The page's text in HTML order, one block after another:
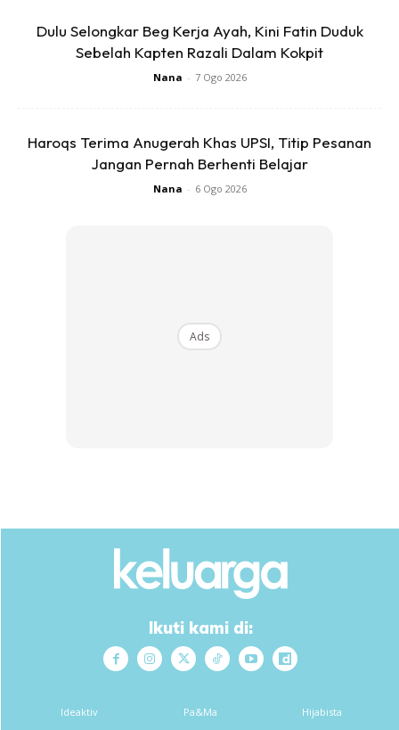
3. Isi air dan masukkan baking soda, borax serta sabun
4. Kocak-kocakkan supaya bahan pencuci rata.
Dulu Selongkar Beg Kerja Ayah, Kini Fatin Duduk
Sebelah Kapten Razali Dalam Kokpit
Nana - 7 Ogo 2026
Haroqs Terima Anugerah Khas UPSI, Titip Pesanan
Jangan Pernah Berhenti Belajar
Nana - 6 Ogo 2026
Ads
Ikuti kami di:
Ideaktiv Pa&Ma Hijabista